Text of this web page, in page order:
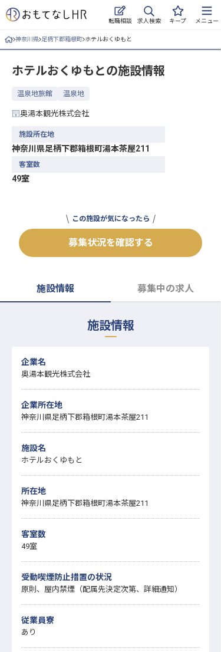
転職相談 求人検索 キープ メニュー
ログイン
求人・施設を探す
キープした求人
おもてなしHRについて
神奈川県 足柄下郡箱根町 ホテルおくゆもと
ホテルおくゆもとの施設情報
温泉地旅館 温泉地
奥湯本観光株式会社
施設所在地
神奈川県足柄下郡箱根町湯本茶屋211
客室数
49室
この施設が気になったら
募集状況を確認する
施設情報 募集中の求人
施設情報
企業名
奥湯本観光株式会社
企業所在地
神奈川県足柄下郡箱根町湯本茶屋211
施設名
ホテルおくゆもと
所在地
神奈川県足柄下郡箱根町湯本茶屋211
客室数
49室
受動喫煙防止措置の状況
原則、屋内禁煙（配属先決定次第、詳細通知）
従業員寮
あり